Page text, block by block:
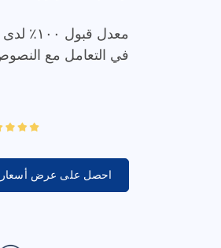
معدل
في التعامل مع النصوص
احصل على عرض أسعار